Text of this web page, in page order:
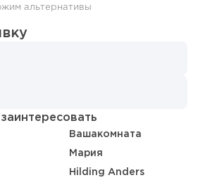
альтернативы
Вашакомната
Мария
Hilding Anders